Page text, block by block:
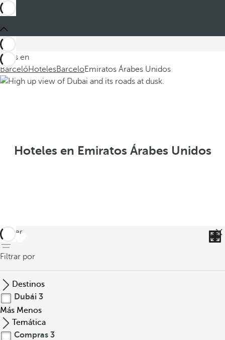
Estás en
BarcelóHotelesBarceloEmiratos Árabes Unidos
Hoteles en Emiratos Árabes Unidos
volver
Filtrar por
Destinos
Dubái 3
Más Menos
Temática
Compras 3